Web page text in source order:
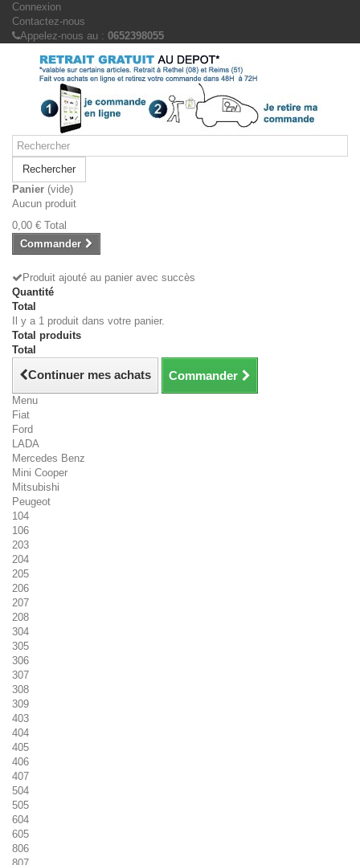
Connexion
Contactez-nous
Appelez-nous au : 0652398055
Rechercher
Panier (vide)
Aucun produit
0,00 € Total
Commander
Produit ajouté au panier avec succès
Quantité
Total
Il y a 1 produit dans votre panier.
Total produits
Total
Continuer mes achats Commander
Menu
Fiat
Ford
LADA
Mercedes Benz
Mini Cooper
Mitsubishi
Peugeot
104
106
203
204
205
206
207
208
304
305
306
307
308
309
403
404
405
406
407
504
505
604
605
806